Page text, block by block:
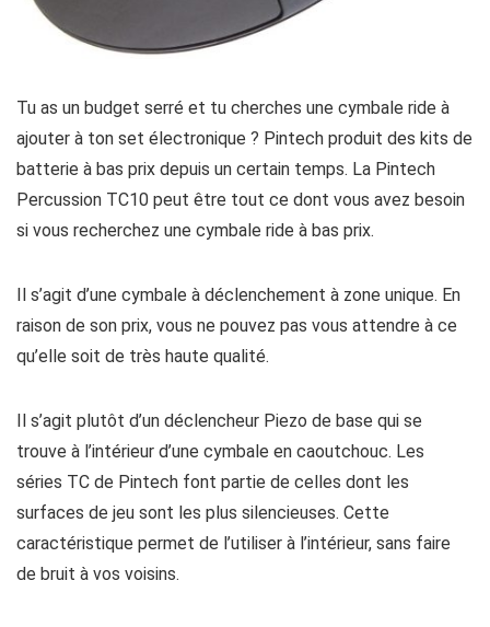
Tu as un budget serré et tu cherches une cymbale ride à
ajouter à ton set électronique ? Pintech produit des kits de
batterie à bas prix depuis un certain temps. La Pintech
Percussion TC10 peut être tout ce dont vous avez besoin
si vous recherchez une cymbale ride à bas prix.
Il s’agit d’une cymbale à déclenchement à zone unique. En
raison de son prix, vous ne pouvez pas vous attendre à ce
qu’elle soit de très haute qualité.
Il s’agit plutôt d’un déclencheur Piezo de base qui se
trouve à l’intérieur d’une cymbale en caoutchouc. Les
séries TC de Pintech font partie de celles dont les
surfaces de jeu sont les plus silencieuses. Cette
caractéristique permet de l’utiliser à l’intérieur, sans faire
de bruit à vos voisins.